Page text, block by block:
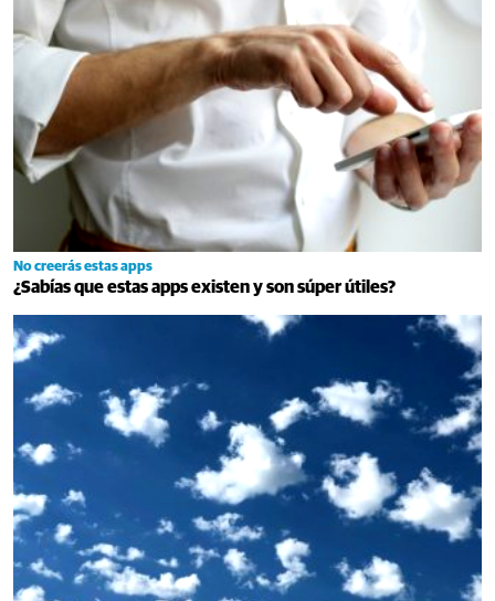
No creerás estas apps
¿Sabías que estas apps existen y son súper útiles?